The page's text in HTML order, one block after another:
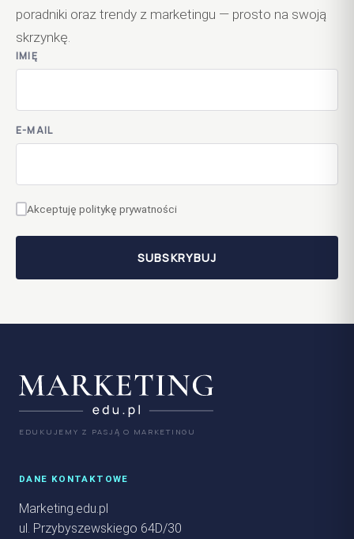
poradniki oraz trendy z marketingu — prosto na swoją
skrzynkę.
IMIĘ
E-MAIL
Akceptuję politykę prywatności
EDUKUJEMY Z PASJĄ O MARKETINGU
DANE KONTAKTOWE
Marketing.edu.pl
ul. Przybyszewskiego 64D/30